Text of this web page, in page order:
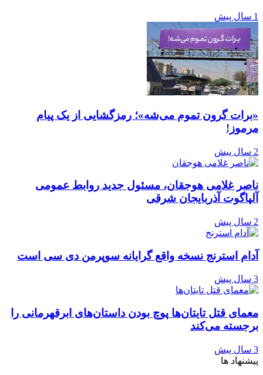
1 سال پیش
«برات گرون تموم می‌شه»؛ رمزگشایی از یک پیام
مرموز!
2 سال پیش
ناصر غلامی هوجقان، مسئول جدید روابط عمومی
آلپاگوت آذربایجان شرقی
2 سال پیش
آدام استرنج نسخه واقع گرایانه سوپرمن دی سی است
3 سال پیش
معمای قتل تایتان‌ها پوچ بودن داستان‌های ابرقهرمانی را
برجسته می‌کند
3 سال پیش
پیشنهاد ها